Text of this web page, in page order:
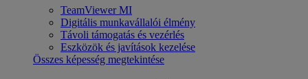
TeamViewer MI
Digitális munkavállalói élmény
Távoli támogatás és vezérlés
Eszközök és javítások kezelése
Összes képesség megtekintése